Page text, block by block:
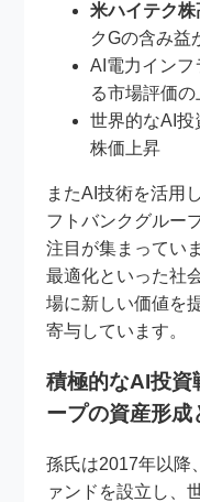
米ハイテク株
クGの含み益
AI電力インフ
る市場評価の
世界的なAI投
株価上昇
またAI技術を活用
フトバンクグルー
注目が集まってい
最適化といった社
場に新しい価値を
寄与しています。
積極的なAI投
ープの資産形成
孫氏は2017年以降
ァンドを設立し、